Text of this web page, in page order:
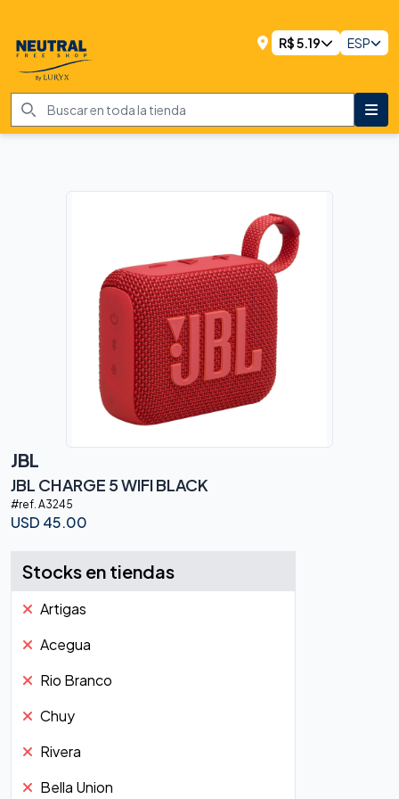
R$5.19 ESP
JBL
JBL CHARGE 5 WIFI BLACK
#ref. A3245
USD 45.00
Stocks en tiendas
Artigas
Acegua
Rio Branco
Chuy
Rivera
Bella Union